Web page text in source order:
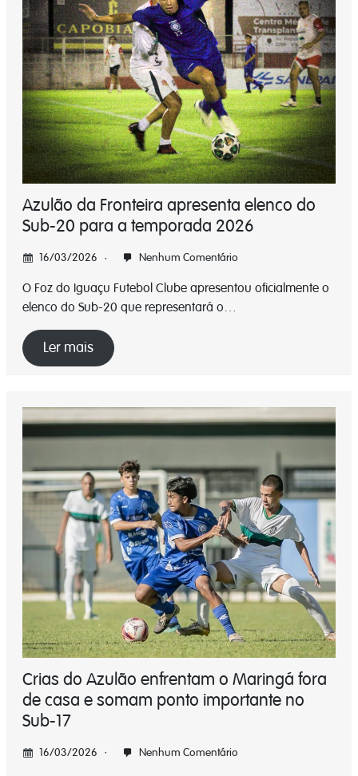
Azulão da Fronteira apresenta elenco do
Sub-20 para a temporada 2026
16/03/2026 Nenhum Comentário
O Foz do Iguaçu Futebol Clube apresentou oficialmente o
elenco do Sub-20 que representará o…
Ler mais
Crias do Azulão enfrentam o Maringá fora
de casa e somam ponto importante no
Sub-17
16/03/2026 Nenhum Comentário